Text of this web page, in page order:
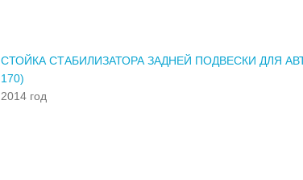
СТОЙКА СТАБИЛИЗАТОРА ЗАДНЕЙ ПОДВЕСКИ ДЛЯ
170)
2014 год